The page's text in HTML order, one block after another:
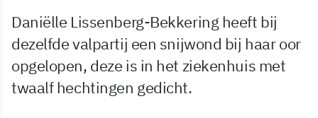
Daniëlle Lissenberg-Bekkering heeft bij
dezelfde valpartij een snijwond bij haar oor
opgelopen, deze is in het ziekenhuis met
twaalf hechtingen gedicht.